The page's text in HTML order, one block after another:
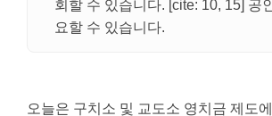
회할 수 있습니다. [cite: 10, 15] 공
요할 수 있습니다.
오늘은 구치소 및 교도소 영치금 제도